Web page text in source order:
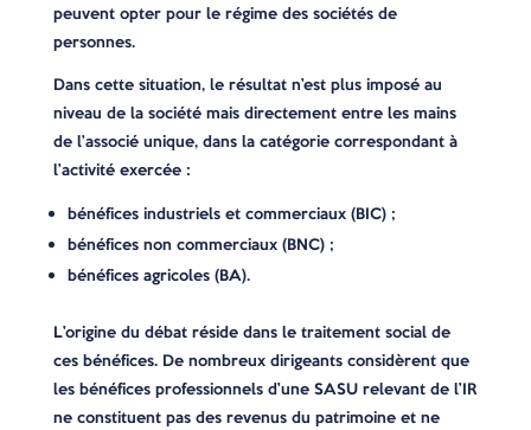
peuvent opter pour le régime des sociétés de
personnes.
Dans cette situation, le résultat n’est plus imposé au
niveau de la société mais directement entre les mains
de l’associé unique, dans la catégorie correspondant à
l’activité exercée :
bénéfices industriels et commerciaux (BIC) ;
bénéfices non commerciaux (BNC) ;
bénéfices agricoles (BA).
L’origine du débat réside dans le traitement social de
ces bénéfices. De nombreux dirigeants considèrent que
les bénéfices professionnels d’une SASU relevant de l’IR
ne constituent pas des revenus du patrimoine et ne